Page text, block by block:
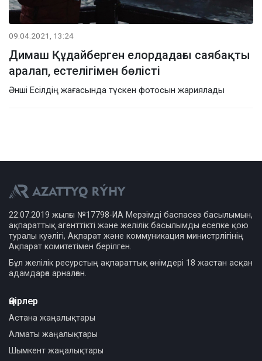
09.04.2021, 13:24
Димаш Құдайберген елордадағы саябақты
аралап, естелігімен бөлісті
Әнші Есілдің жағасында түскен фотосын жариялады
22.07.2019 жылғы №17798-ИА Мерзімді баспасөз басылымын,
ақпараттық агенттікті және желілік басылымды есепке қою
туралы куәлігі, Ақпарат және коммуникация министрлігінің
Ақпарат комитетімен берілген.
Бұл желілік ресурстың ақпараттық өнімдері 18 жастан асқан
адамдарға арналған.
Өңірлер
Астана жаңалықтары
Алматы жаңалықтары
Шымкент жаңалықтары